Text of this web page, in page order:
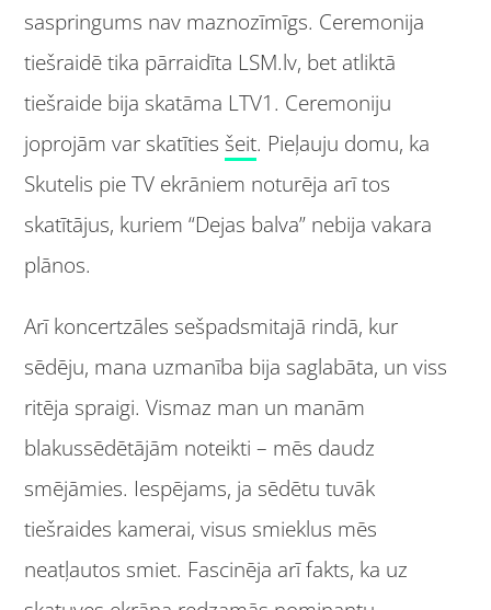
saspringums nav maznozīmīgs. Ceremonija
tiešraidē tika pārraidīta LSM.lv, bet atliktā
tiešraide bija skatāma LTV1. Ceremoniju
joprojām var skatīties šeit. Pieļauju domu, ka
Skutelis pie TV ekrāniem noturēja arī tos
skatītājus, kuriem “Dejas balva” nebija vakara
plānos.
Arī koncertzāles sešpadsmitajā rindā, kur
sēdēju, mana uzmanība bija saglabāta, un viss
ritēja spraigi. Vismaz man un manām
blakussēdētājām noteikti – mēs daudz
smējāmies. Iespējams, ja sēdētu tuvāk
tiešraides kamerai, visus smieklus mēs
neatļautos smiet. Fascinēja arī fakts, ka uz